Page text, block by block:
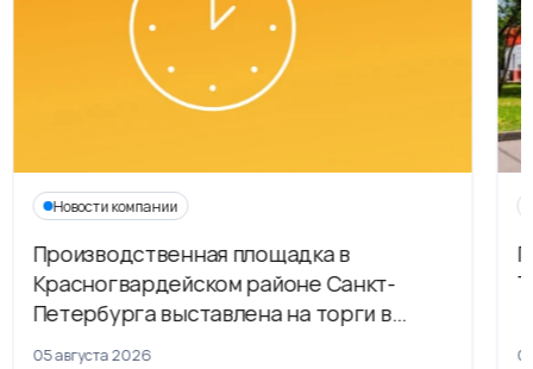
Новости компании
Производственная площадка в
Красногвардейском районе Санкт-
Петербурга выставлена на торги в
рамках приватизации
05 августа 2026